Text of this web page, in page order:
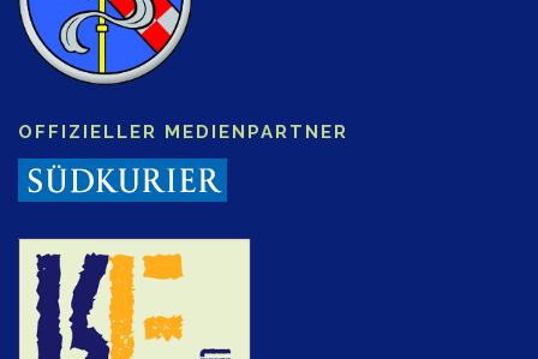
OFFIZIELLER MEDIENPARTNER